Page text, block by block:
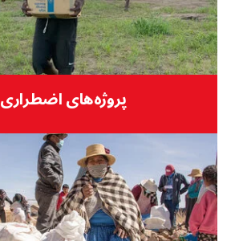
پروژه‌های اضطراری